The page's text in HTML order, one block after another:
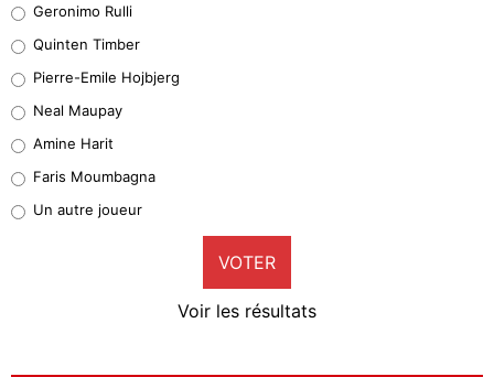
32%
5%
1%
9%
Geronimo Rulli
Quinten Timber
Pierre-Emile Hojbjerg
Neal Maupay
Amine Harit
Faris Moumbagna
Un autre joueur
VOTER
Voir les résultats